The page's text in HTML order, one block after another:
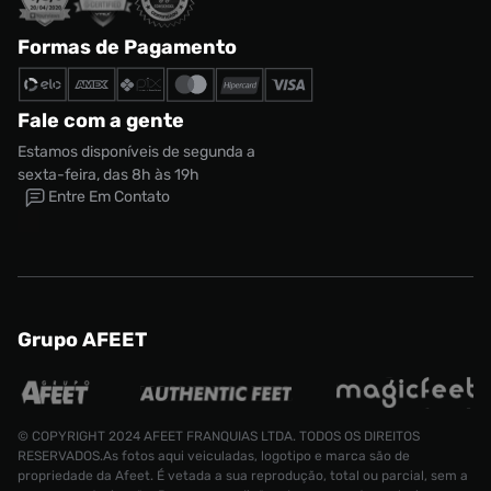
Formas de Pagamento
Fale com a gente
Estamos disponíveis de segunda a
sexta-feira, das 8h às 19h
Entre Em Contato
Grupo AFEET
© COPYRIGHT 2024 AFEET FRANQUIAS LTDA. TODOS OS DIREITOS
RESERVADOS.As fotos aqui veiculadas, logotipo e marca são de
propriedade da Afeet. É vetada a sua reprodução, total ou parcial, sem a